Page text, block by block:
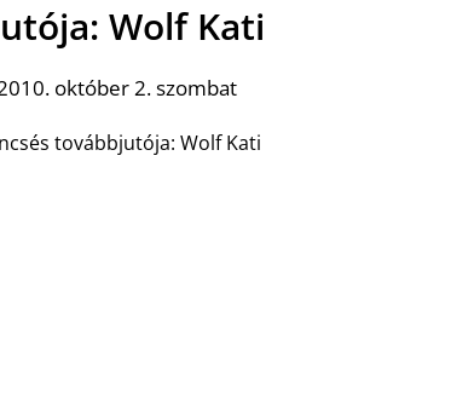
Wolf Kati
október 2. szombat
továbbjutója: Wolf Kati